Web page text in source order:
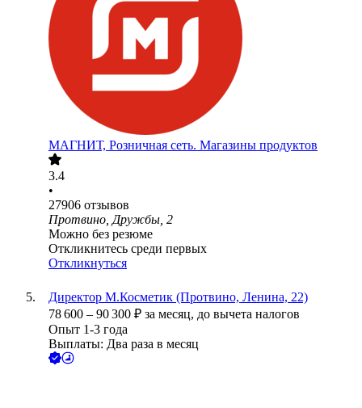
МАГНИТ, Розничная сеть. Магазины продуктов
3.4
•
27906 отзывов
Протвино, Дружбы, 2
Можно без резюме
Откликнитесь среди первых
Откликнуться
Директор М.Косметик (Протвино, Ленина, 22)
78 600 – 90 300 ₽ за месяц, до вычета налогов
Опыт 1-3 года
Выплаты: Два раза в месяц